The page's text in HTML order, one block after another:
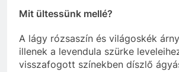
Mit ültessünk mellé?
A lágy rózsaszín és világoskék
illenek a levendula szürke
visszafogott színekben díszlő